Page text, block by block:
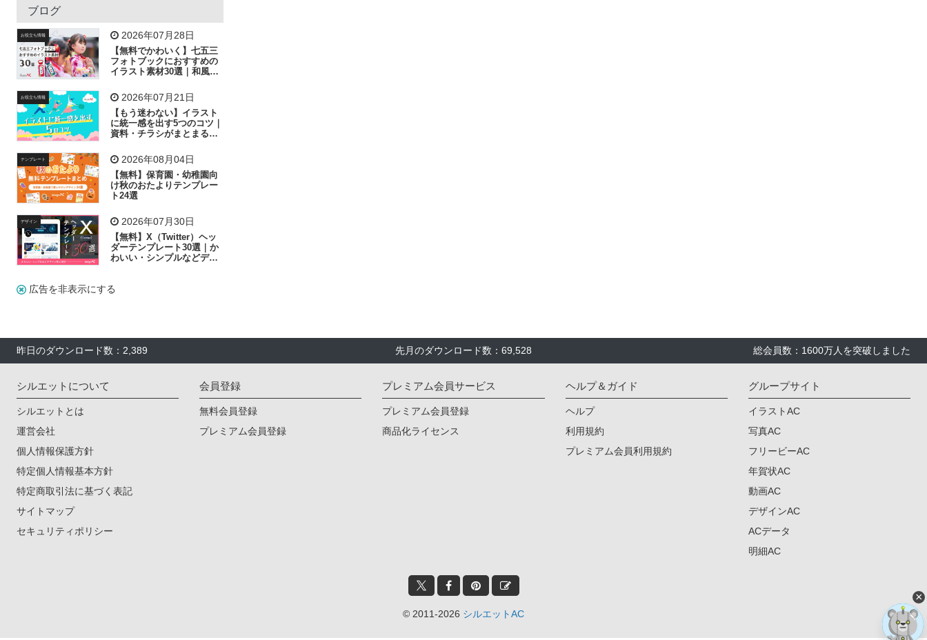
吹き出し
飛行機 グラフ ビル 魚 家族 書類
歩く 工場 会社 太陽 キラキラ
子供 作業員 相談 ピクトグラム
ブログ
お役立ち情報 2026年07月28日
【無料でかわいく】七五三
フォトブックにおすすめの
イラスト素材30選｜和風の
お役立ち情報 2026年07月21日
【もう迷わない】イラスト
に統一感を出す5つのコツ｜
資料・チラシがまとまるフ
テンプレート 2026年08月04日
【無料】保育園・幼稚園向
け秋のおたよりテンプレー
ト24選
デザイン 2026年07月30日
【無料】X（Twitter）ヘッ
ダーテンプレート30選｜か
わいい・シンプルなどデザ
広告を非表示にする
昨日のダウンロード数：2,389 先月のダウンロード数：69,528 総会員数：1600万人を突破しました
シルエットについて
シルエットとは
運営会社
個人情報保護方針
特定個人情報基本方針
特定商取引法に基づく表記
サイトマップ
セキュリティポリシー
会員登録
無料会員登録
プレミアム会員登録
プレミアム会員サービス
プレミアム会員登録
商品化ライセンス
ヘルプ＆ガイド
ヘルプ
利用規約
プレミアム会員利用規約
グループサイト
イラストAC
写真AC
フリービーAC
年賀状AC
動画AC
デザインAC
ACデータ
明細AC
© 2011-2026 シルエットAC
×